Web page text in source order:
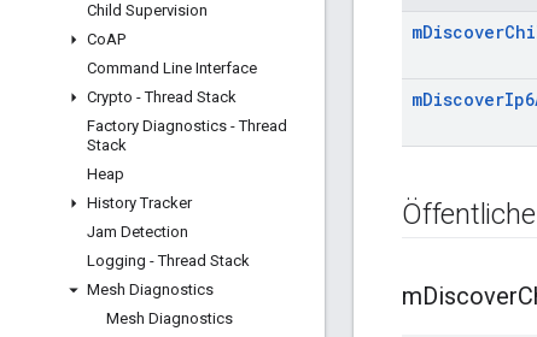
Child Supervision
CoAP
Command Line Interface
Crypto - Thread Stack
Factory Diagnostics - Thread
Stack
Heap
History Tracker
Jam Detection
Logging - Thread Stack
Mesh Diagnostics
Mesh Diagnostics
mDiscover
mDiscover
mDiscover